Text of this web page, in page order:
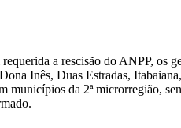
a rescisão do ANPP, os
Inês, Duas Estradas,
da 2ª microrregião,